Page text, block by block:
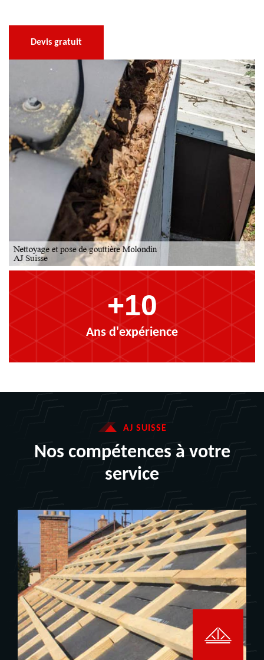
+10
Ans d'expérience
Devis gratuit
AJ SUISSE
Nos compétences à votre
service